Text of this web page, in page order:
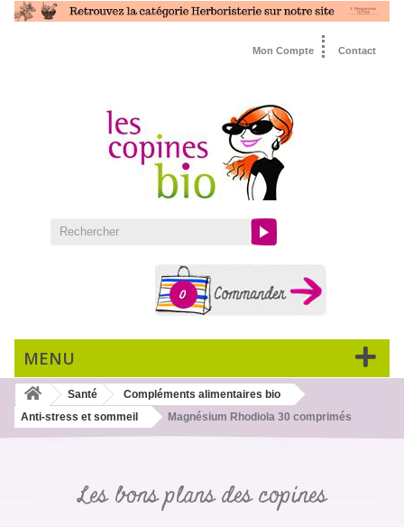
Contact
Mon Compte
0
MENU
Santé
Compléments alimentaires bio
Anti-stress et sommeil
Magnésium Rhodiola 30 comprimés
Les bons plans des copines